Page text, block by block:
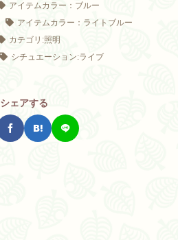
アイテムカラー：ブルー
アイテムカラー：ライトブルー
カテゴリ:照明
シチュエーション:ライブ
シェアする